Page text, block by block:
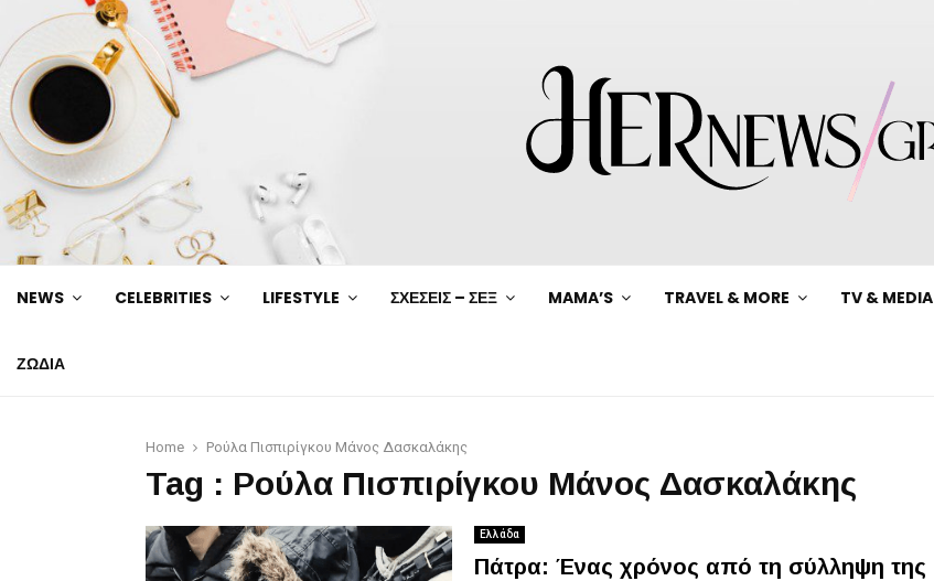
NEWS CELEBRITIES LIFESTYLE ΣΧΕΣΕΙΣ – ΣΕΞ MAMA’S TRAVEL & MORE TV & MEDIA
ΖΩΔΙΑ
Home Ρούλα Πισπιρίγκου Μάνος Δασκαλάκης
Tag : Ρούλα Πισπιρίγκου Μάνος Δασκαλάκης
Ελλάδα
Πάτρα: Ένας χρόνος από τη σύλληψη της